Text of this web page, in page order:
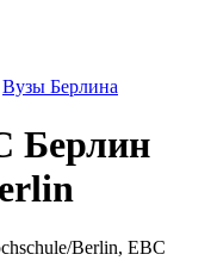
Вузы Берлина
Берлин